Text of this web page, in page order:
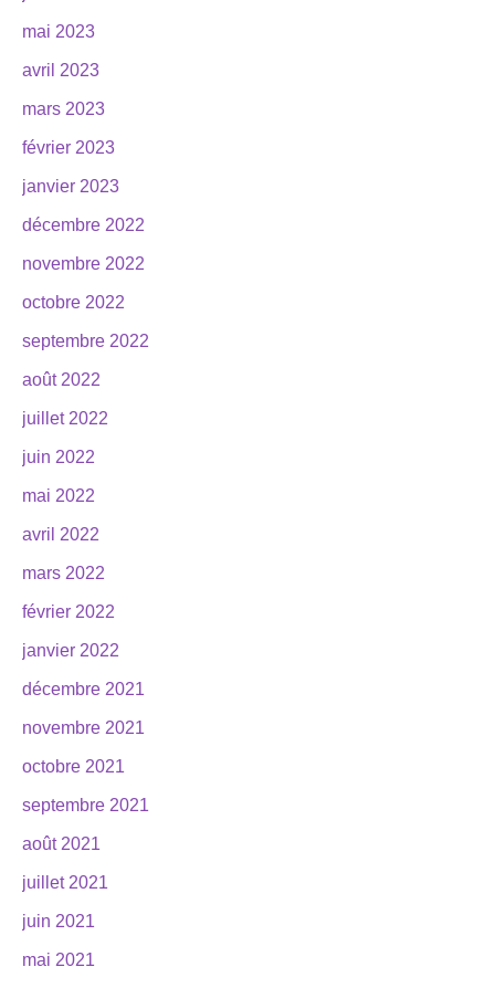
mai 2023
avril 2023
mars 2023
février 2023
janvier 2023
décembre 2022
novembre 2022
octobre 2022
septembre 2022
août 2022
juillet 2022
juin 2022
mai 2022
avril 2022
mars 2022
février 2022
janvier 2022
décembre 2021
novembre 2021
octobre 2021
septembre 2021
août 2021
juillet 2021
juin 2021
mai 2021